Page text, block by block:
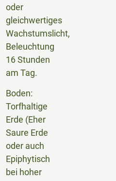
oder
gleichwertiges
Wachstumslicht,
Beleuchtung
16 Stunden
am Tag.
Boden:
Torfhaltige
Erde (Eher
Saure Erde
oder auch
Epiphytisch
bei hoher